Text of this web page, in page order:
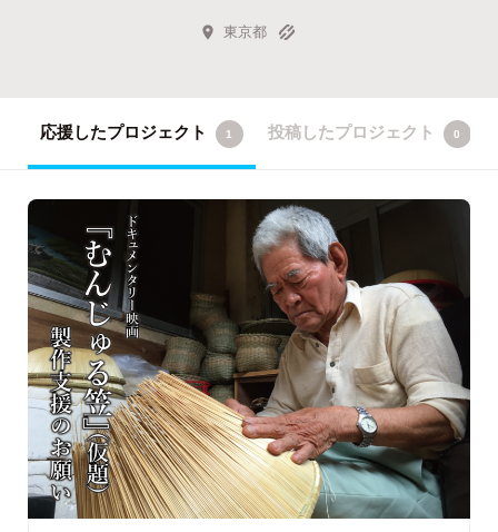
東京都
応援したプロジェクト 1 投稿したプロジェクト 0